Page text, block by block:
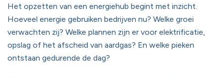
Het opzetten van een energiehub begint met inzicht.
Hoeveel energie gebruiken bedrijven nu? Welke groei
verwachten zij? Welke plannen zijn er voor elektrificatie,
opslag of het afscheid van aardgas? En welke pieken
ontstaan gedurende de dag?